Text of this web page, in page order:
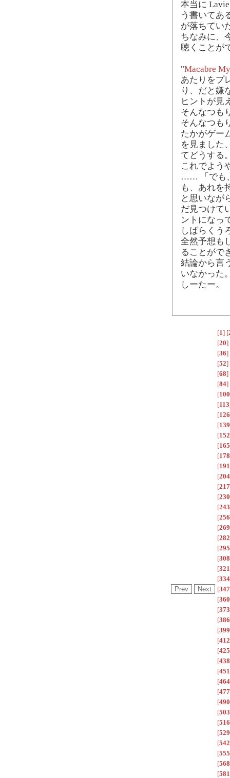
本当に
う書いてあ
が落ちてい
ちなみに、
聴くことが
"Macabre
あたりをプ
り、だと嫌
ヒントが見
そんなつも
そんなつも
たかがゲー
を見ました
てどうする
これでよう
…… 「でも
も、あれを
と思いなが
だ見つけて
ントになっ
しばらくう
全然予想も
ることがで
結論から言
いなかった
しーたー。
[1] [
[20]
[36]
[52]
[68]
[84]
[100
[113
[126
[139
[152
[165
[178
[191
[204
[217
[230
[243
[256
[269
[282
[295
[308
[321
[334
[347
[360
[373
[386
[399
[412
[425
[438
[451
[464
[477
[490
[503
[516
[529
[542
[555
[568
[581